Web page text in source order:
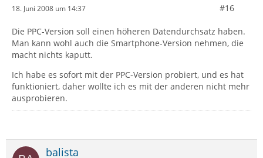
18. Juni 2008 um 14:37 #16
Die PPC-Version soll einen höheren Datendurchsatz haben.
Man kann wohl auch die Smartphone-Version nehmen, die
macht nichts kaputt.
Ich habe es sofort mit der PPC-Version probiert, und es hat
funktioniert, daher wollte ich es mit der anderen nicht mehr
ausprobieren.
balista